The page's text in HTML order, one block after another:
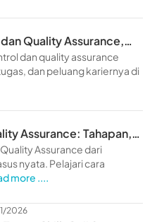
Quality Assurance,
dan quality assurance
dan peluang kariernya di
Assurance: Tahapan,
Assurance dari
nyata. Pelajari cara
more ....
2026